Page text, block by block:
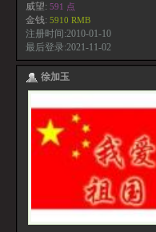
威望: 591 点
金钱: 5910 RMB
注册时间:2010-01-10
最后登录:2021-11-02
徐加玉